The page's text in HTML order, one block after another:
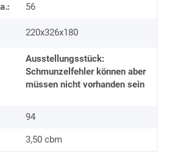
56
220x326x180
Ausstellungsstück:
Schmunzelfehler können aber
müssen nicht vorhanden sein
94
3,50 cbm